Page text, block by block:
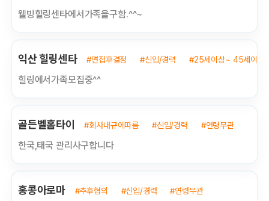
웰빙힐링센타에서가족을구함.^^~
익산 힐링센타 #면접후결정 #신입/경력 #25세이상~ 45세이하
힐링에서가족모집중^^
골든벨홈타이 #회사내규에따름 #신입/경력 #연령무관
한국,태국 관리사구합니다
홍콩아로마 #추후협의 #신입/경력 #연령무관